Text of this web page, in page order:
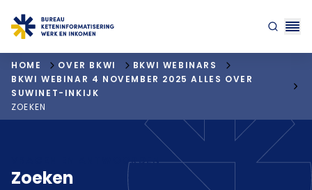
"ga naar homepagina"
HOME OVER BKWI
BKWI WEBINARS
BKWI WEBINAR 4 NOVEMBER 2025 ALLES OVER
SUWINET-INKIJK
ZOEKEN
VRAGEN EN ANTWOORDEN
Zoeken